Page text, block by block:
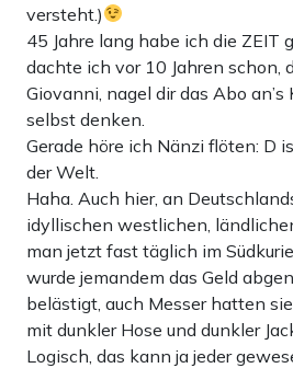
versteht.)
45 Jahre lang habe ich die ZEIT
dachte ich vor 10 Jahren schon,
Giovanni, nagel dir das Abo
selbst denken.
Gerade höre ich Nänzi flöten: D
der Welt.
Haha. Auch hier, an
idyllischen westlichen,
man jetzt fast täglich im
wurde jemandem das Geld
belästigt, auch Messer hatten
mit dunkler Hose und dunkler
Logisch, das kann ja jeder